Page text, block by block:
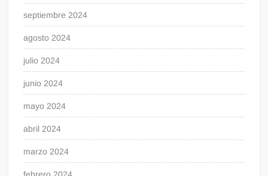
septiembre 2024
agosto 2024
julio 2024
junio 2024
mayo 2024
abril 2024
marzo 2024